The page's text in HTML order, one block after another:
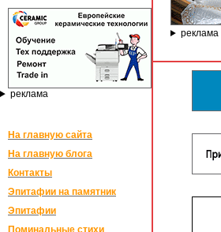
реклама
На главную сайта
На главную блога
Контакты
Эпитафии на памятник
Эпитафии
Поминальные стихи
реклама